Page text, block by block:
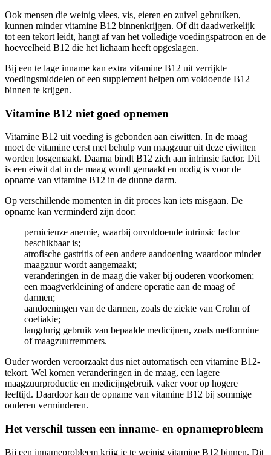
Ook mensen die weinig vlees, vis, eieren en zuivel gebruiken,
kunnen minder vitamine B12 binnenkrijgen. Of dit daadwerkelijk
tot een tekort leidt, hangt af van het volledige voedingspatroon en de
hoeveelheid B12 die het lichaam heeft opgeslagen.
Bij een te lage inname kan extra vitamine B12 uit verrijkte
voedingsmiddelen of een supplement helpen om voldoende B12
binnen te krijgen.
Vitamine B12 niet goed opnemen
Vitamine B12 uit voeding is gebonden aan eiwitten. In de maag
moet de vitamine eerst met behulp van maagzuur uit deze eiwitten
worden losgemaakt. Daarna bindt B12 zich aan intrinsic factor. Dit
is een eiwit dat in de maag wordt gemaakt en nodig is voor de
opname van vitamine B12 in de dunne darm.
Op verschillende momenten in dit proces kan iets misgaan. De
opname kan verminderd zijn door:
pernicieuze anemie, waarbij onvoldoende intrinsic factor
beschikbaar is;
atrofische gastritis of een andere aandoening waardoor minder
maagzuur wordt aangemaakt;
veranderingen in de maag die vaker bij ouderen voorkomen;
een maagverkleining of andere operatie aan de maag of
darmen;
aandoeningen van de darmen, zoals de ziekte van Crohn of
coeliakie;
langdurig gebruik van bepaalde medicijnen, zoals metformine
of maagzuurremmers.
Ouder worden veroorzaakt dus niet automatisch een vitamine B12-
tekort. Wel komen veranderingen in de maag, een lagere
maagzuurproductie en medicijngebruik vaker voor op hogere
leeftijd. Daardoor kan de opname van vitamine B12 bij sommige
ouderen verminderen.
Het verschil tussen een inname- en opnameprobleem
Bij een innameprobleem krijg je te weinig vitamine B12 binnen. Dit